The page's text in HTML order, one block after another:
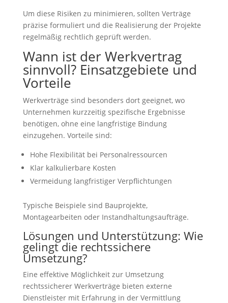
Um diese Risiken zu minimieren, sollten Verträge
präzise formuliert und die Realisierung der Projekte
regelmäßig rechtlich geprüft werden.
Wann ist der Werkvertrag
sinnvoll? Einsatzgebiete und
Vorteile
Werkverträge sind besonders dort geeignet, wo
Unternehmen kurzzeitig spezifische Ergebnisse
benötigen, ohne eine langfristige Bindung
einzugehen. Vorteile sind:
Hohe Flexibilität bei Personalressourcen
Klar kalkulierbare Kosten
Vermeidung langfristiger Verpflichtungen
Typische Beispiele sind Bauprojekte,
Montagearbeiten oder Instandhaltungsaufträge.
Lösungen und Unterstützung: Wie
gelingt die rechtssichere
Umsetzung?
Eine effektive Möglichkeit zur Umsetzung
rechtssicherer Werkverträge bieten externe
Dienstleister mit Erfahrung in der Vermittlung